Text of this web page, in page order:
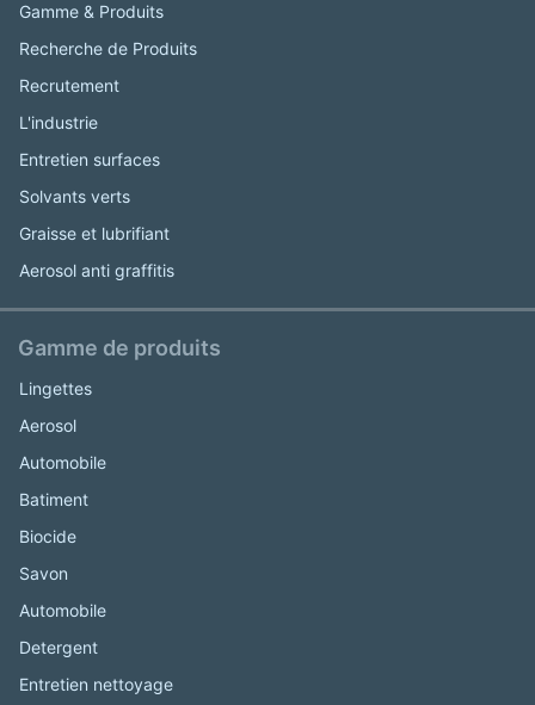
Gamme & Produits
Recherche de Produits
Recrutement
L'industrie
Entretien surfaces
Solvants verts
Graisse et lubrifiant
Aerosol anti graffitis
Gamme de produits
Lingettes
Aerosol
Automobile
Batiment
Biocide
Savon
Automobile
Detergent
Entretien nettoyage